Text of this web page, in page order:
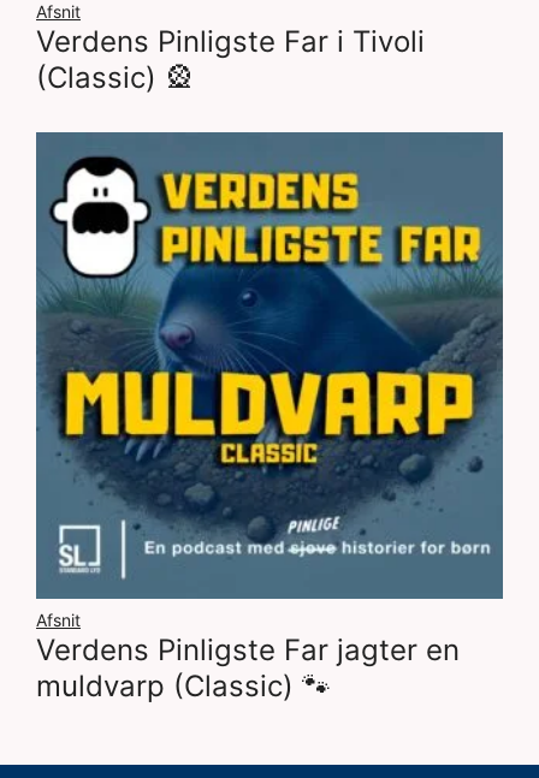
Afsnit
Verdens Pinligste Far i Tivoli
(Classic) 🎡
Afsnit
Verdens Pinligste Far jagter en
muldvarp (Classic) 🐾